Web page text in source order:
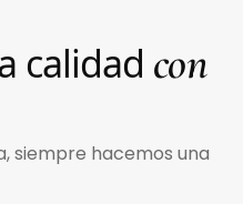
calidad con
siempre hacemos una